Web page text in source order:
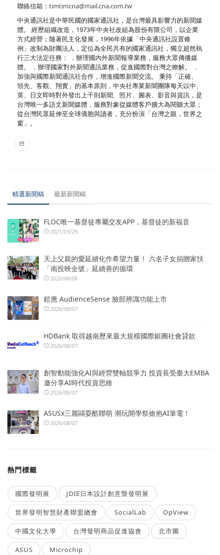
聯絡信箱： timtimcna@mail.cna.com.tw
中央通訊社是中華民國的國家通訊社，是台灣最具影響力的新聞媒
體。 經歷組織改造，1973年中央社改組為股份有限公司，以企業
方式經營；隨著民主化發展，1996年依據「中央通訊社設置條
例」改制為財團法人，定位為全民共有的國家通訊社，獨立超然執
行三大法定任務： ．辦理國內外新聞報導業務，服務大眾傳播媒
體。 ．辦理國家對外新聞通訊業務，促進國際對台灣之瞭解。 ．
加強與國際新聞通訊社合作，增進國際新聞交流。 秉持「正確、
領先、客觀、翔實」的基本原則，中央社專業新聞團隊每天以中、
英、日文即時對外發出上千則新聞、照片、圖表、影音與資訊，是
台灣唯一多語文新聞媒體，服務對象從媒體客戶擴大為閱聽大眾；
從台灣民眾延伸至全球僑胞與讀者，充分扮演「台灣之眼，世界之
窗」。
精選新聞稿 最新新聞稿
FLOC唯一基督徒專屬交友APP，基督徒的新福音
2021/03/29
天上父親的愛延續化作希望力量！ 六名子女捐贈家扶
「南投映全號」延續善的循環
2026/08/08
鎧應 AudienceSense 臉部辨識功能上市
2026/08/07
HDBank 取得越南歷來最大規模國際銀團社會貸款
2026/08/07
創智動能強化AI與經營雙軸競爭力 投資長受臺大EMBA
邀分享AI時代投資思維
2026/08/07
ASUSx三麗鷗耍酷聯萌 潮玩開學祭搶抱AI筆電！
2026/08/07
熱門標籤
國際發明展 JDIE日本設計創意暨發明展
世界發明智慧財產聯盟總會 SocialLab OpView
中國文化大學 台灣發明商品促進協會 北市圖
ASUS Microchip